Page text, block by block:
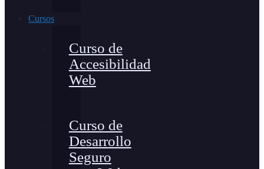
Cursos
Curso de
Accesibilidad
Web
Curso de
Desarrollo
Seguro